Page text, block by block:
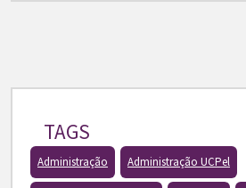
TAGS
Administração Administração UCPel